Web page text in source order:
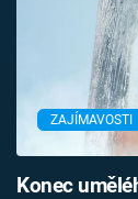
ZAJÍMAVOSTI
Konec